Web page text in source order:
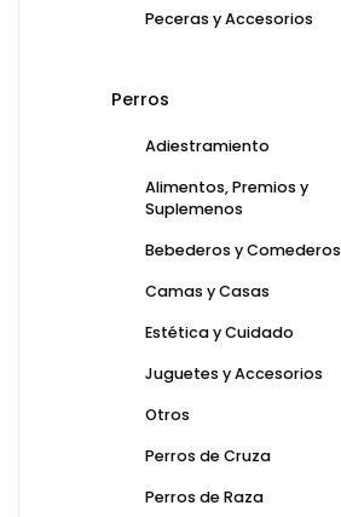
Peceras y Accesorios
Perros
Adiestramiento
Alimentos, Premios y
Suplemenos
Bebederos y Comederos
Camas y Casas
Estética y Cuidado
Juguetes y Accesorios
Otros
Perros de Cruza
Perros de Raza